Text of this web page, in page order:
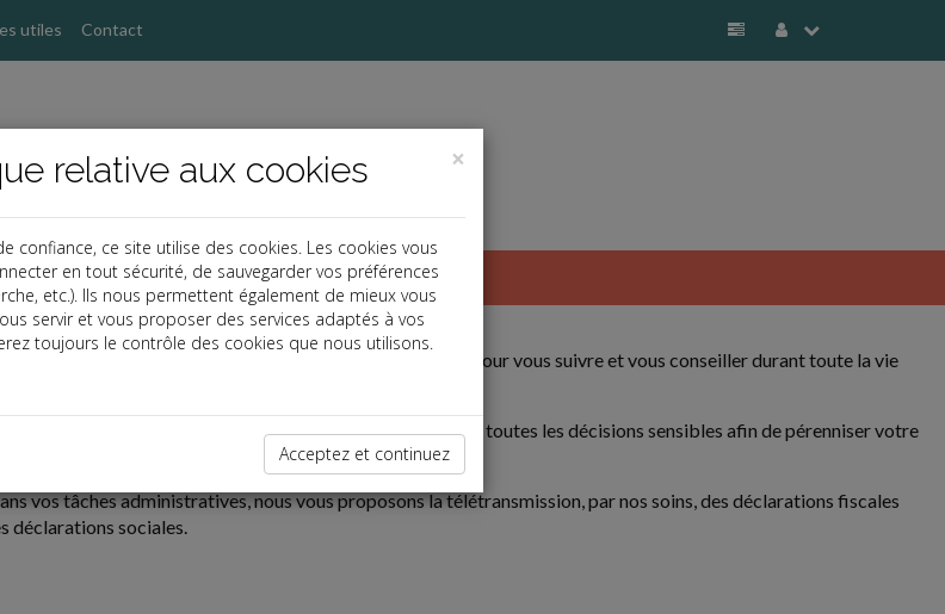
utiles Contact
pluridisciplinaire,
dispose de compétences étendues pour vous suivre et vous conseiller durant toute la vie
un savoir-faire reconnuafin de vous aiguiller sur toutes les décisions sensibles afin de pérenniser votre
vos tâches administratives, nous vous proposons la télétransmission, par nos soins, des déclarations fiscales
déclarations sociales.
×
relative aux cookies
confiance, ce site utilise des cookies. Les cookies vous
en tout sécurité, de sauvegarder vos préférences
etc.). Ils nous permettent également de mieux vous
servir et vous proposer des services adaptés à vos
toujours le contrôle des cookies que nous utilisons.
Acceptez et continuez